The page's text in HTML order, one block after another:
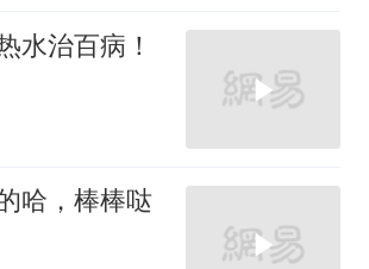
水治百病！
哈，棒棒哒